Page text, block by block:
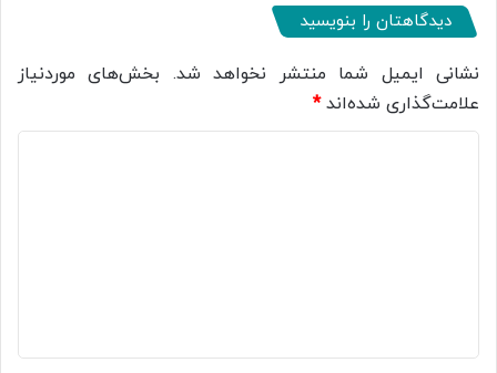
دیدگاهتان را بنویسید
نشانی ایمیل شما منتشر نخواهد شد. بخش‌های موردنیاز
علامت‌گذاری شده‌اند*